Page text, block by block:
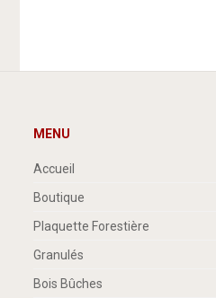
MENU
Accueil
Boutique
Plaquette Forestière
Granulés
Bois Bûches